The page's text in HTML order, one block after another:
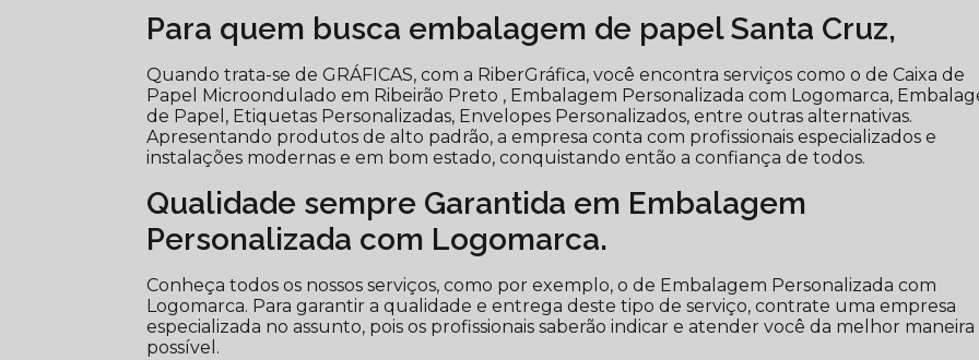
Para quem busca embalagem de papel Santa Cruz,
Quando trata-se de GRÁFICAS, com a RiberGráfica, você encontra serviços como o de Caixa de
Papel Microondulado em Ribeirão Preto , Embalagem Personalizada com Logomarca,
de Papel, Etiquetas Personalizadas, Envelopes Personalizados, entre outras alternativas.
Apresentando produtos de alto padrão, a empresa conta com profissionais especializados e
instalações modernas e em bom estado, conquistando então a confiança de todos.
Qualidade sempre Garantida em Embalagem
Personalizada com Logomarca.
Conheça todos os nossos serviços, como por exemplo, o de Embalagem Personalizada com
Logomarca. Para garantir a qualidade e entrega deste tipo de serviço, contrate uma empresa
especializada no assunto, pois os profissionais saberão indicar e atender você da melhor maneira
possível.